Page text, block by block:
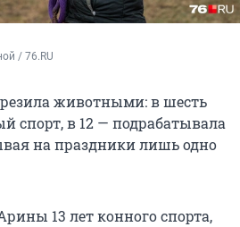
/ 76.RU
животными: в шесть
спорт, в 12 — подрабатывала
на праздники лишь одно
13 лет конного спорта,